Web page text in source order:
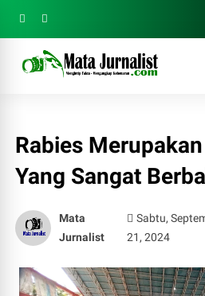
Rabies
Yang Sangat
Mata
Jurnalist
Sabtu,
21, 2024